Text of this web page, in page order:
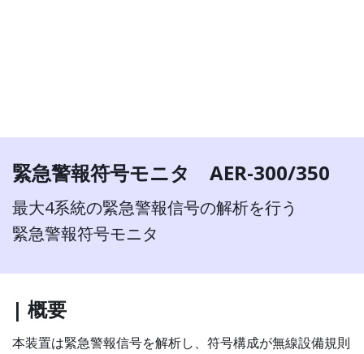
緊急警報符号モニタ AER-300/350
最大4系統の緊急警報信号の解析を行う
緊急警報符号モニタ
| 概要
本装置は緊急警報信号を解析し、符号構成が無線設備規則